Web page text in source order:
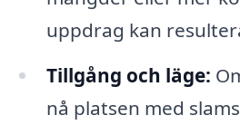
uppdrag kan
Tillgång och läge:
nå platsen med